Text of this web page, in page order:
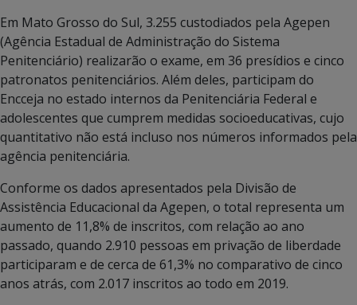
Em Mato Grosso do Sul, 3.255 custodiados pela Agepen
(Agência Estadual de Administração do Sistema
Penitenciário) realizarão o exame, em 36 presídios e cinco
patronatos penitenciários. Além deles, participam do
Encceja no estado internos da Penitenciária Federal e
adolescentes que cumprem medidas socioeducativas, cujo
quantitativo não está incluso nos números informados pela
agência penitenciária.
Conforme os dados apresentados pela Divisão de
Assistência Educacional da Agepen, o total representa um
aumento de 11,8% de inscritos, com relação ao ano
passado, quando 2.910 pessoas em privação de liberdade
participaram e de cerca de 61,3% no comparativo de cinco
anos atrás, com 2.017 inscritos ao todo em 2019.